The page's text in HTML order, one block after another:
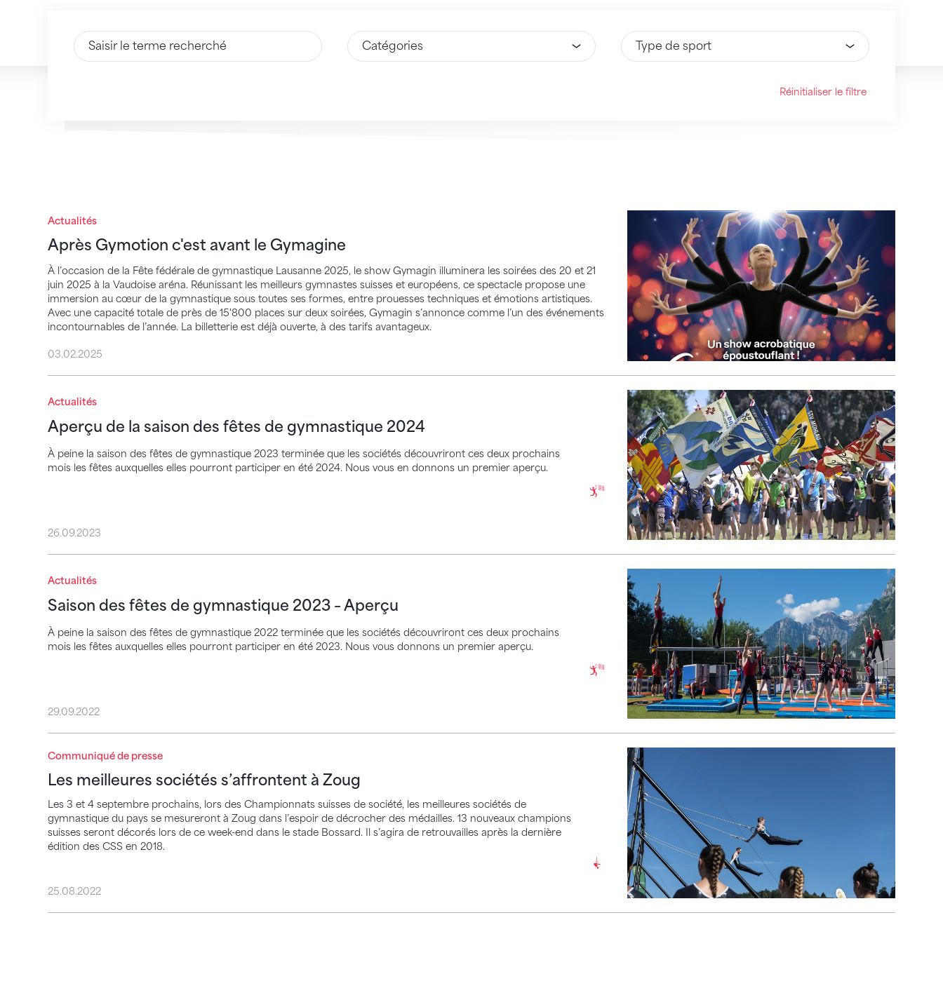
Saisir du texte Sélectionnez une option Sélectionnez une option
Réinitialiser le filtre
Actualités
Après Gymotion c'est avant le Gymagine
À l’occasion de la Fête fédérale de gymnastique Lausanne 2025, le show Gymagin illuminera les soirées des 20 et 21
juin 2025 à la Vaudoise aréna. Réunissant les meilleurs gymnastes suisses et européens, ce spectacle propose une
immersion au cœur de la gymnastique sous toutes ses formes, entre prouesses techniques et émotions artistiques.
Avec une capacité totale de près de 15'800 places sur deux soirées, Gymagin s’annonce comme l’un des événements
incontournables de l’année. La billetterie est déjà ouverte, à des tarifs avantageux.
Après Gymotion c'est avant le Gymagine
03.02.2025
Actualités
Aperçu de la saison des fêtes de gymnastique 2024
À peine la saison des fêtes de gymnastique 2023 terminée que les sociétés découvriront ces deux prochains
mois les fêtes auxquelles elles pourront participer en été 2024. Nous vous en donnons un premier aperçu.
Aperçu de la saison des fêtes de gymnastique 2024
26.09.2023
Actualités
Saison des fêtes de gymnastique 2023 – Aperçu
À peine la saison des fêtes de gymnastique 2022 terminée que les sociétés découvriront ces deux prochains
mois les fêtes auxquelles elles pourront participer en été 2023. Nous vous donnons un premier aperçu.
Saison des fêtes de gymnastique 2023 – Aperçu
29.09.2022
Communiqué de presse
Les meilleures sociétés s’affrontent à Zoug
Les 3 et 4 septembre prochains, lors des Championnats suisses de société, les meilleures sociétés de
gymnastique du pays se mesureront à Zoug dans l’espoir de décrocher des médailles. 13 nouveaux champions
suisses seront décorés lors de ce week-end dans le stade Bossard. Il s’agira de retrouvailles après la dernière
édition des CSS en 2018.
Les meilleures sociétés s’affrontent à Zoug
25.08.2022